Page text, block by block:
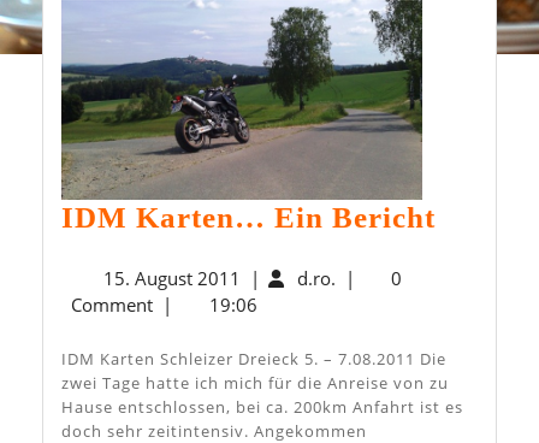
IDM Karten… Ein Bericht
15. August 2011 15.
August
| d.ro. d.ro.
|
0
Comment | 19:06
IDM Karten Schleizer Dreieck 5. – 7.08.2011 Die
zwei Tage hatte ich mich für die Anreise von zu
Hause entschlossen, bei ca. 200km Anfahrt ist es
doch sehr zeitintensiv. Angekommen